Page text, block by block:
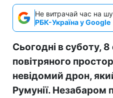
Не витрачай час на
РБК-Україна у Google
Сьогодні в суботу,
повітряного
невідомий дрон,
Румунії. Незабаром